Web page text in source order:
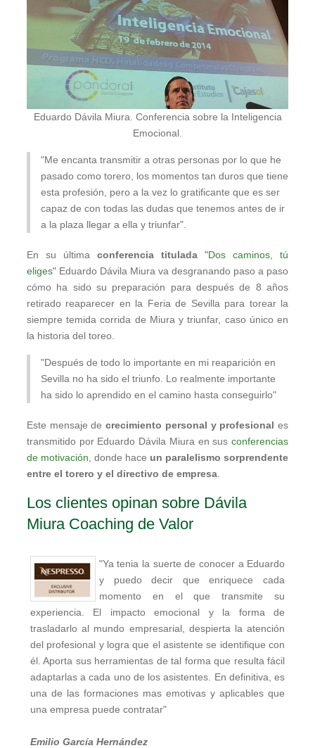
Eduardo Dávila Miura. Conferencia sobre la Inteligencia
Emocional.
"Me encanta transmitir a otras personas por lo que he
pasado como torero, los momentos tan duros que tiene
esta profesión, pero a la vez lo gratificante que es ser
capaz de con todas las dudas que tenemos antes de ir
a la plaza llegar a ella y triunfar".
En su última conferencia titulada
"Dos caminos, tú
eliges"Eduardo Dávila Miura va desgranando paso a paso
cómo ha sido su preparación para después de 8 años
retirado reaparecer en la Feria de Sevilla para torear la
siempre temida corrida de Miura y triunfar, caso único en
la historia del toreo.
"Después de todo lo importante en mi reaparición en
Sevilla no ha sido el triunfo. Lo realmente importante
ha sido lo aprendido en el camino hasta conseguirlo"
Este mensaje decrecimiento personal y profesional es
transmitido por Eduardo Dávila Miura en susconferencias
de motivación , donde hace un paralelismo sorprendente
entre el torero y el directivo de empresa.
Los clientes opinan sobre Dávila
Miura Coaching de Valor
"Ya tenia la suerte de conocer a Eduardo
y puedo decir que enriquece cada
momento en el que transmite su
experiencia. El impacto emocional y la forma de
trasladarlo al mundo empresarial, despierta la atención
del profesional y logra que el asistente se identifique con
él. Aporta sus herramientas de tal forma que resulta fácil
adaptarlas a cada uno de los asistentes. En definitiva, es
una de las formaciones mas emotivas y aplicables que
una empresa puede contratar"
Emilio García Hernández